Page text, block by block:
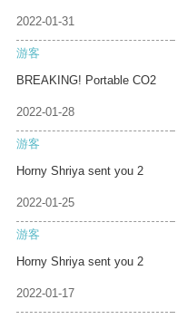
2022-01-31
游客
BREAKING! Portable CO2
2022-01-28
游客
Horny Shriya sent you 2
2022-01-25
游客
Horny Shriya sent you 2
2022-01-17